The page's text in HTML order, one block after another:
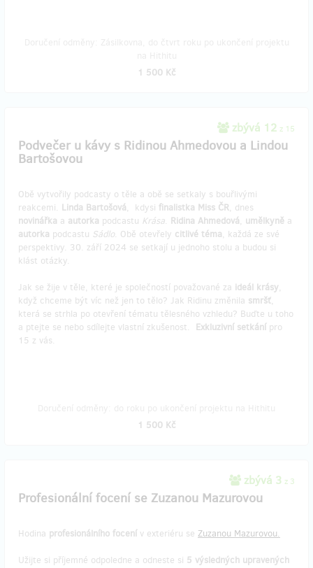
1 500 Kč
zbývá 12 z 15
Podvečer u kávy s Ridinou Ahmedovou a Lindou
Bartošovou
Obě vytvořily podcasty o těle a obě se setkaly s bouřlivými
reakcemi. Linda Bartošová, kdysi finalistka Miss ČR, dnes
novinářka a autorka podcastu Krása. Ridina Ahmedová, umělkyně a
autorka podcastu Sádlo. Obě otevřely citlivé téma, každá ze své
perspektivy. 30. září 2024 se setkají u jednoho stolu a budou si
klást otázky.
Jak se žije v těle, které je společností považované za ideál krásy,
když chceme být víc než jen to tělo? Jak Ridinu změnila smršť,
která se strhla po otevření tématu tělesného vzhledu? Buďte u toho
a ptejte se nebo sdílejte vlastní zkušenost. Exkluzivní setkání pro
15 z vás.
1 500 Kč
zbývá 3 z 3
Profesionální focení se Zuzanou Mazurovou
Hodina profesionálního focení v exteriéru se Zuzanou Mazurovou.
Užijte si příjemné odpoledne a odneste si 5 výsledných upravených